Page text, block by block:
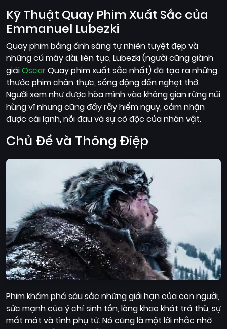
Kỹ Thuật Quay Phim Xuất Sắc của
Emmanuel Lubezki
Quay phim bằng ánh sáng tự nhiên tuyệt đẹp và
những cú máy dài, liên tục, Lubezki (người cũng giành
giảiOscarQuay phim xuất sắc nhất) đã tạo ra những
thước phim chân thực, sống động đến nghẹt thở.
Người xem như được hòa mình vào không gian rừng núi
hùng vĩ nhưng cũng đầy rẫy hiểm nguy, cảm nhận
được cái lạnh, nỗi đau và sự cô độc của nhân vật.
Chủ Đề và Thông Điệp
Phim khám phá sâu sắc những giới hạn của con người,
sức mạnh của ý chí sinh tồn, lòng khao khát trả thù, sự
mất mát và tình phụ tử. Nó cũng là một lời nhắc nhở